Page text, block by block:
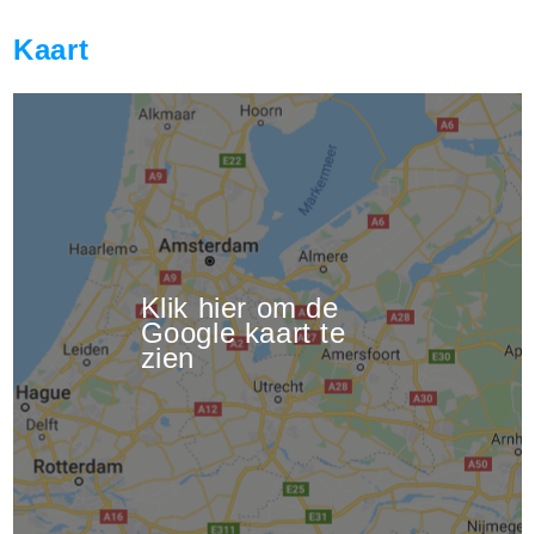
Kaart
Klik hier om de
Google kaart te
zien